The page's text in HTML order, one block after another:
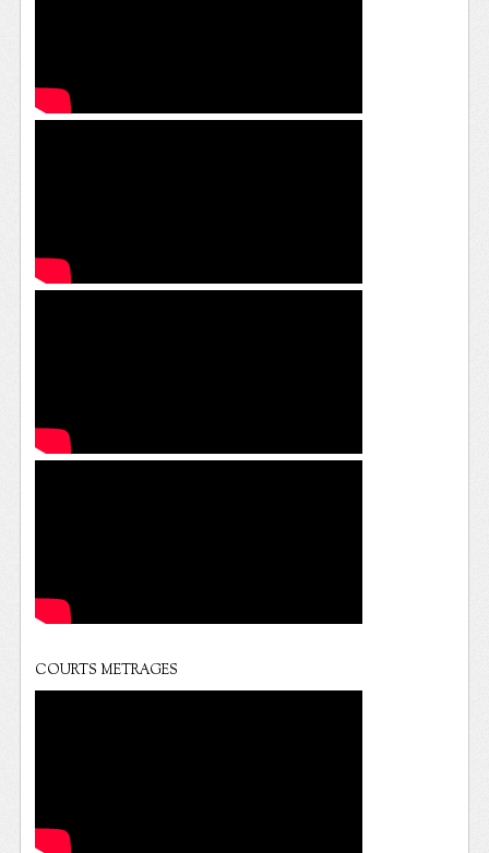
COURTS METRAGES